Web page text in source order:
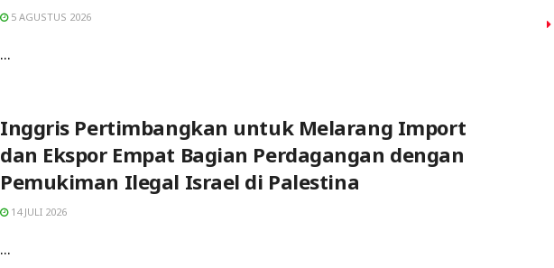
5 AGUSTUS 2026
...
Inggris Pertimbangkan untuk Melarang Import
dan Ekspor Empat Bagian Perdagangan dengan
Pemukiman Ilegal Israel di Palestina
14 JULI 2026
...